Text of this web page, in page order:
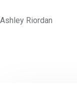
Ashley Riordan